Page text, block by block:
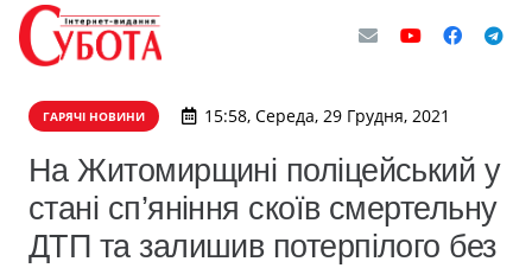
ГАРЯЧІ НОВИНИ 15:58, Середа, 29 Грудня, 2021
На Житомирщині поліцейський у
стані сп’яніння скоїв смертельну
ДТП та залишив потерпілого без